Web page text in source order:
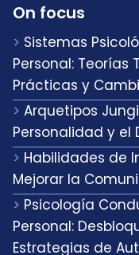
On focus
Sistemas
Personal: Teorías
Prácticas y
Arquetipos
Personalidad y el
Habilidades de
Mejorar la
Psicología
Personal:
Estrategias de